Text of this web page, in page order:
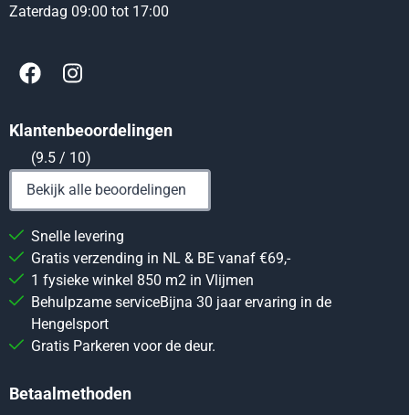
Zaterdag 09:00 tot 17:00
Klantenbeoordelingen
(9.5 / 10)
Bekijk alle beoordelingen
Snelle levering
Gratis verzending in NL & BE vanaf €69,-
1 fysieke winkel 850 m2 in Vlijmen
Behulpzame serviceBijna 30 jaar ervaring in de
Hengelsport
Gratis Parkeren voor de deur.
Betaalmethoden